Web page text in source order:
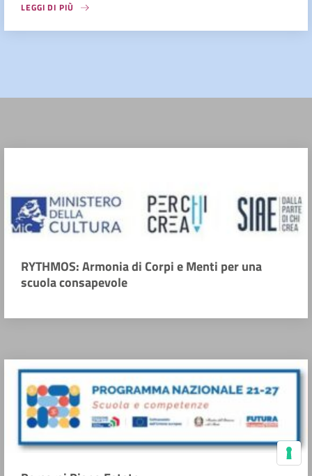
LEGGI DI PIÙ
RYTHMOS: Armonia di Corpi e Menti per una
scuola consapevole
Le